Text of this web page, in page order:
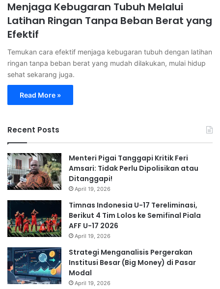
Menjaga Kebugaran Tubuh Melalui
Latihan Ringan Tanpa Beban Berat yang
Efektif
Temukan cara efektif menjaga kebugaran tubuh dengan latihan
ringan tanpa beban berat yang mudah dilakukan, mulai hidup
sehat sekarang juga.
Read More »
Recent Posts
Menteri Pigai Tanggapi Kritik Feri
Amsari: Tidak Perlu Dipolisikan atau
Ditanggapi!
April 19, 2026
Timnas Indonesia U-17 Tereliminasi,
Berikut 4 Tim Lolos ke Semifinal Piala
AFF U-17 2026
April 19, 2026
Strategi Menganalisis Pergerakan
Institusi Besar (Big Money) di Pasar
Modal
April 19, 2026